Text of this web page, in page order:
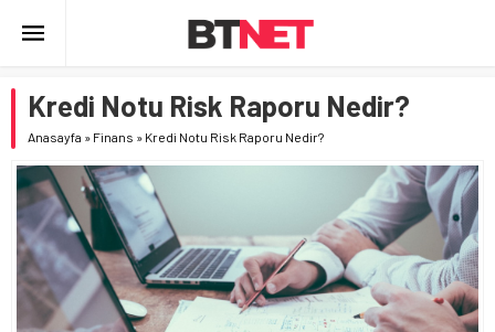
Kredi Notu Risk Raporu Nedir?
Anasayfa » Finans » Kredi Notu Risk Raporu Nedir?